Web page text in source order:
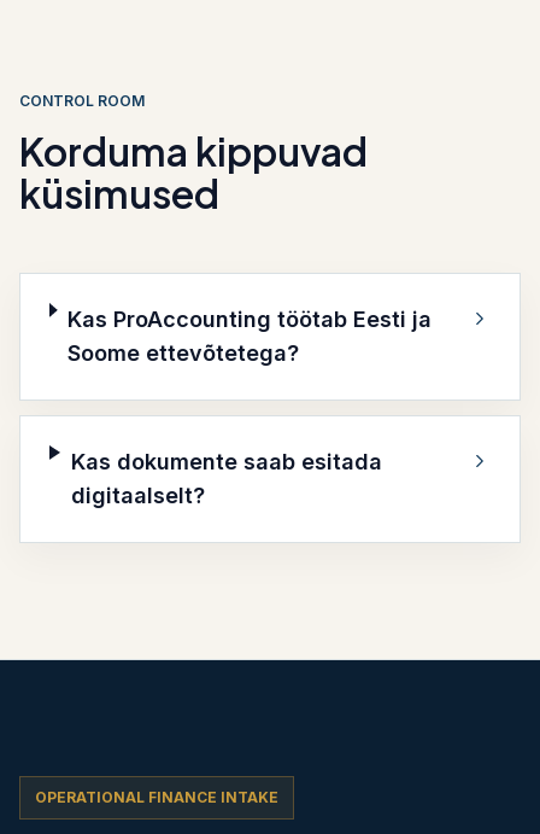
CONTROL ROOM
Korduma kippuvad
küsimused
Kas ProAccounting töötab Eesti ja
Soome ettevõtetega?
Kas dokumente saab esitada
digitaalselt?
OPERATIONAL FINANCE INTAKE